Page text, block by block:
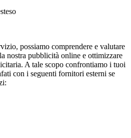
possiamo comprendere e valutare
nostra pubblicità online e ottimizzare
A tale scopo confrontiamo i tuoi
con i seguenti fornitori esterni se